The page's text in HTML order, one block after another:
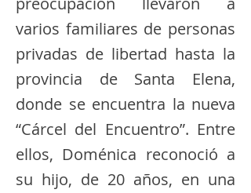
varios familiares de personas
privadas de libertad hasta la
provincia de Santa Elena,
donde se encuentra la nueva
“Cárcel del Encuentro”. Entre
ellos, Doménica reconoció a
su hijo, de 20 años, en una